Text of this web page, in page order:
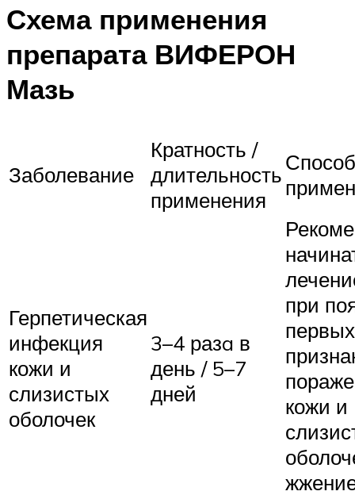
Схема применения
препарата ВИФЕРОН
Мазь
Заболевание
Кратность /
длительность
применения
Способ
Герпетическая
инфекция
кожи и
слизистых
оболочек
3–4 разa в
день / 5–7
дней
при
первых
кожи и